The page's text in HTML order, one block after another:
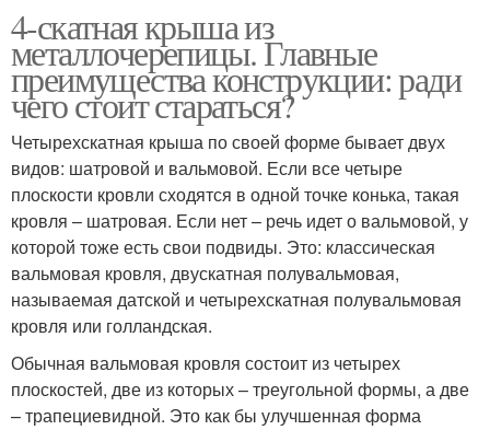
4-скатная крыша из
металлочерепицы. Главные
преимущества конструкции: ради
чего стоит стараться?
Четырехскатная крыша по своей форме бывает двух
видов: шатровой и вальмовой. Если все четыре
плоскости кровли сходятся в одной точке конька, такая
кровля – шатровая. Если нет – речь идет о вальмовой, у
которой тоже есть свои подвиды. Это: классическая
вальмовая кровля, двускатная полувальмовая,
называемая датской и четырехскатная полувальмовая
кровля или голландская.
Обычная вальмовая кровля состоит из четырех
плоскостей, две из которых – треугольной формы, а две
– трапециевидной. Это как бы улучшенная форма